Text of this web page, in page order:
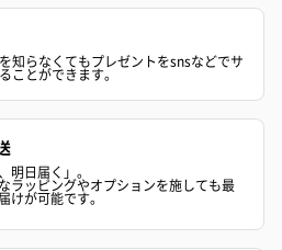
します。ギフトへの＋αにおすすめ
知らなくてもプレゼントをsnsなどでサ
ことができます。
明日届く」。
ラッピングやオプションを施しても最
けが可能です。